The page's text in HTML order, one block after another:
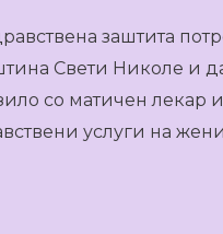
заштита
Свети Николе и
со матичен лекар
услуги на